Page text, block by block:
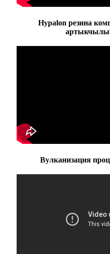
Hypalon резина
Вулканизация